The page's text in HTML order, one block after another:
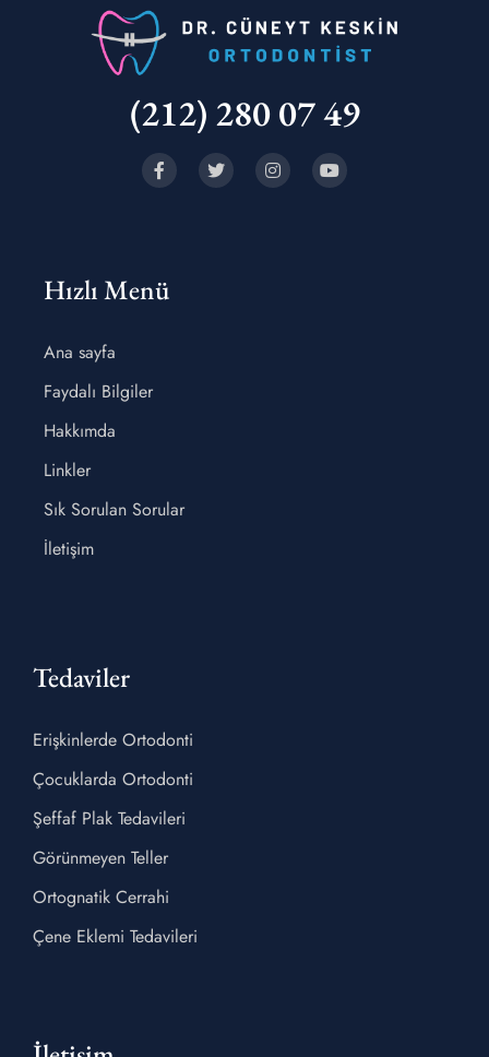
(212) 280 07 49
Hızlı Menü
Ana sayfa
Faydalı Bilgiler
Hakkımda
Linkler
Sık Sorulan Sorular
İletişim
Tedaviler
Erişkinlerde Ortodonti
Çocuklarda Ortodonti
Şeffaf Plak Tedavileri
Görünmeyen Teller
Ortognatik Cerrahi
Çene Eklemi Tedavileri